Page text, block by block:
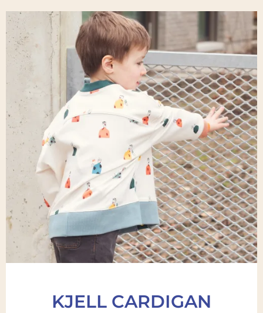
KJELL CARDIGAN